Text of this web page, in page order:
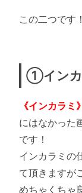
この二つです！
①インカ
《インカラミ》
にはなかった
です！
インカラミの
て頂きますが
めちゃくちゃ